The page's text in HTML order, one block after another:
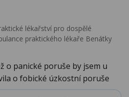
lékařství pro dospělé
praktického lékaře Benátky
o panické poruše by jsem u
o fobické úzkostní poruše